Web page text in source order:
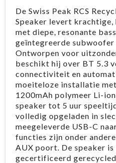
De Swiss Peak RCS
Speaker levert krachtige,
met diepe, resonante
geïntegreerde subwoofer
Ontworpen voor
beschikt hij over BT 5.3
connectiviteit en
moeiteloze installatie
1200mAh polymeer Li-
speaker tot 5 uur
volledig opgeladen in
meegeleverde USB-C
functies zijn onder
AUX poort. De speaker is
gecertificeerd gerecycled